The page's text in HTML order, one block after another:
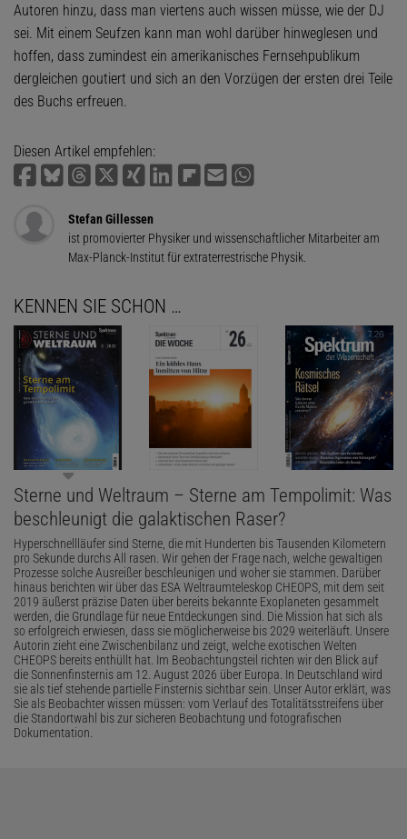
Autoren hinzu, dass man viertens auch wissen müsse, wie der DJ
sei. Mit einem Seufzen kann man wohl darüber hinweglesen und
hoffen, dass zumindest ein amerikanisches Fernsehpublikum
dergleichen goutiert und sich an den Vorzügen der ersten drei Teile
des Buchs erfreuen.
Diesen Artikel empfehlen:
Stefan Gillessen
ist promovierter Physiker und wissenschaftlicher Mitarbeiter am
Max-Planck-Institut für extraterrestrische Physik.
KENNEN SIE SCHON …
Sterne und Weltraum – Sterne am Tempolimit: Was
beschleunigt die galaktischen Raser?
Hyperschnellläufer sind Sterne, die mit Hunderten bis Tausenden Kilometern
pro Sekunde durchs All rasen. Wir gehen der Frage nach, welche gewaltigen
Prozesse solche Ausreißer beschleunigen und woher sie stammen. Darüber
hinaus berichten wir über das ESA Weltraumteleskop CHEOPS, mit dem seit
2019 äußerst präzise Daten über bereits bekannte Exoplaneten gesammelt
werden, die Grundlage für neue Entdeckungen sind. Die Mission hat sich als
so erfolgreich erwiesen, dass sie möglicherweise bis 2029 weiterläuft. Unsere
Autorin zieht eine Zwischenbilanz und zeigt, welche exotischen Welten
CHEOPS bereits enthüllt hat. Im Beobachtungsteil richten wir den Blick auf
die Sonnenfinsternis am 12. August 2026 über Europa. In Deutschland wird
sie als tief stehende partielle Finsternis sichtbar sein. Unser Autor erklärt, was
Sie als Beobachter wissen müssen: vom Verlauf des Totalitätsstreifens über
die Standortwahl bis zur sicheren Beobachtung und fotografischen
Dokumentation.